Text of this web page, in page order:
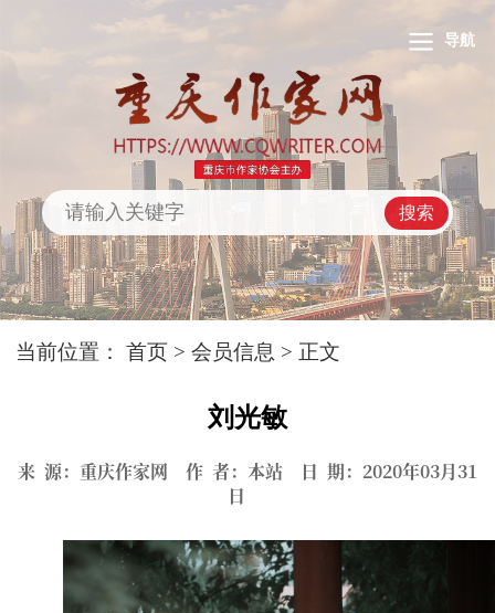
导航
搜索
当前位置：首页 >会员信息 > 正文
刘光敏
来 源：重庆作家网 作 者：本站 日 期：2020年03月31
日